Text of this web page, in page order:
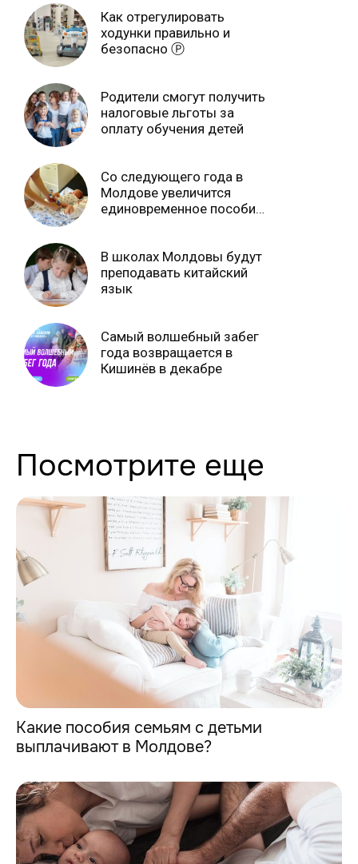
Как отрегулировать
ходунки правильно и
безопасно Ⓟ
Родители смогут получить
налоговые льготы за
оплату обучения детей
Со следующего года в
Молдове увеличится
единовременное пособие
В школах Молдовы будут
преподавать китайский
язык
Самый волшебный забег
года возвращается в
Кишинёв в декабре
Посмотрите еще
Какие пособия семьям с детьми
выплачивают в Молдове?